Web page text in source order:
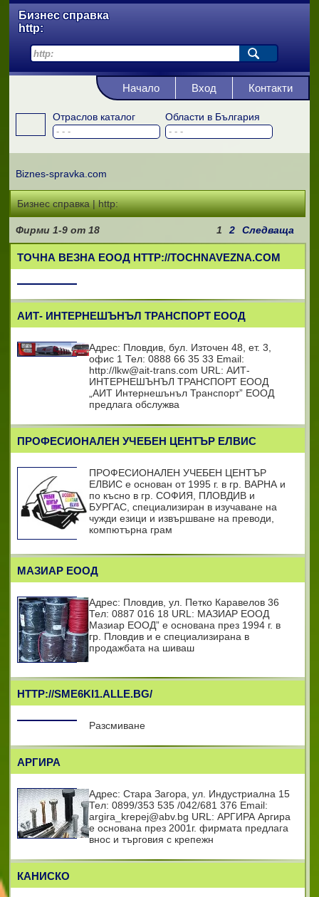
Бизнес справка
http:
Отраслов каталог Области в България
Начало Вход Контакти
Biznes-spravka.com
Бизнес справка | http:
Фирми 1-9от 18 1 2 Следваща
ТОЧНА ВЕЗНА ЕООД HTTP://TOCHNAVEZNA.COM
АИТ- ИНТЕРНЕШЪНЪЛ ТРАНСПОРТ ЕООД
Адрес: Пловдив, бул. Източен 48, ет. 3,
офис 1 Тел: 0888 66 35 33 Email:
http://lkw@ait-trans.com URL: АИТ-
ИНТЕРНЕШЪНЪЛ ТРАНСПОРТ ЕООД
„АИТ Интернешънъл Транспорт” ЕООД
предлага обслужва
ПРОФЕСИОНАЛЕН УЧЕБЕН ЦЕНТЪР ЕЛВИС
ПРОФЕСИОНАЛЕН УЧЕБЕН ЦЕНТЪР
ЕЛВИС е основан от 1995 г. в гр. ВАРНА и
по късно в гр. СОФИЯ, ПЛОВДИВ и
БУРГАС, специализиран в изучаване на
чужди езици и извършване на преводи,
компютърна грам
МАЗИАР ЕООД
Адрес: Пловдив, ул. Петко Каравелов 36
Тел: 0887 016 18 URL: МАЗИАР ЕООД
Мазиар ЕООД” е основана през 1994 г. в
гр. Пловдив и е специализирана в
продажбата на шиваш
HTTP://SME6KI1.ALLE.BG/
Разсмиване
АРГИРА
Адрес: Стара Загора, ул. Индустриална 15
Тел: 0899/353 535 /042/681 376 Email:
argira_krepej@abv.bg URL: АРГИРА Аргира
е основана през 2001г. фирмата предлага
внос и търговия с крепежн
КАНИСКО